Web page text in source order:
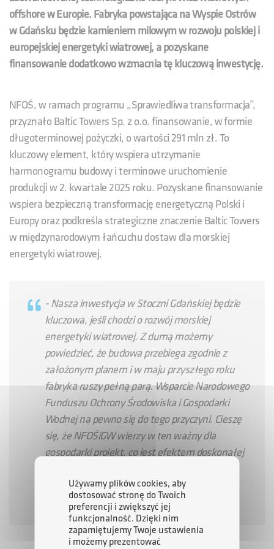
offshore w Europie. Fabryka powstająca na Wyspie Ostrów
w Gdańsku będzie kamieniem milowym w rozwoju polskiej i
europejskiej energetyki wiatrowej, a pozyskane
finansowanie dodatkowo wzmacnia tę kluczową inwestycję.
NFOŚ, w ramach programu „Sprawiedliwa transformacja”,
przyznało Baltic Towers Sp. z o.o. finansowanie, w formie
długoterminowej pożyczki, o wartości 291 mln zł. To
kluczowy element, który wspiera utrzymanie
harmonogramu budowy i terminowe uruchomienie
produkcji w 2. kwartale 2025 roku. Pozyskane finansowanie
wspiera bezpieczną transformację energetyczną Polski i
Europy oraz podkreśla strategiczne znaczenie Baltic Towers
w międzynarodowym łańcuchu dostaw dla morskiej
energetyki wiatrowej.
- Nasza inwestycja w Stoczni Gdańskiej będzie
kluczowa, jeśli chodzi o rozwój morskiej
energetyki wiatrowej. Z dumą możemy
powiedzieć, że budowa przebiega zgodnie z
założonym planem i w maju przyszłego roku
fabryka ruszy pełną parą. Wsparcie Narodowego
Funduszu Ochrony Środowiska i Gospodarki
Wodnej na pewno się do tego przyczyni. Cieszę
się, że NFOŚiGW wierzy w ten ważny dla
gospodarki projekt, co jest efektem doskonałej
podmiotami – powiedział prezes Agencji
Rozwoju Przemysłu Michał Dąbrowski.
Używamy plików cookies, aby
dostosować stronę do Twoich
preferencji i zwiększyć jej
funkcjonalność. Dzięki nim
zapamiętujemy Twoje ustawienia
i możemy prezentować